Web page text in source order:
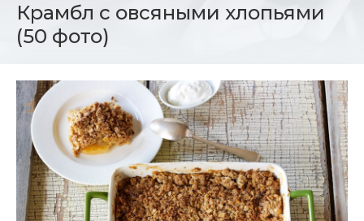
Крамбл с овсяными хлопьями
(50 фото)